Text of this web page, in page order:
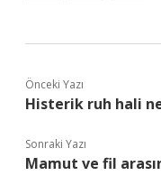
Önceki Yazı
Histerik ruh hali
Sonraki Yazı
Mamut ve fil